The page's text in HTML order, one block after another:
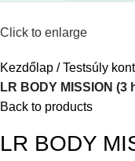
Click to enlarge
Kezdőlap Testsúly
LR BODY MISSION (3
Back to products
LR BODY